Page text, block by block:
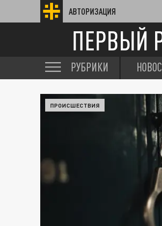
АВТОРИЗАЦИЯ
ПЕРВЫЙ
РУБРИКИ
ПРОИСШЕСТВИЯ